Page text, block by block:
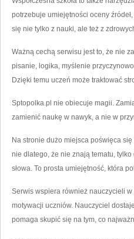
potrzebuje umiejętności oceny
się nie tylko z nauki, ale też z
Ważną cechą serwisu jest to, że nie
pisanie, logika, myślenie
Dzięki temu uczeń może traktować
Sptopolka.pl nie obiecuje magii.
zamienić naukę w nawyk, a nie w
Na stronie dużo miejsca poświęca
nie dlatego, że nie znają tematu,
słowa. To prosta umiejętność, która
Serwis wspiera również nauczycieli
motywacji uczniów. Nauczyciel
pomaga skupić się na tym, co